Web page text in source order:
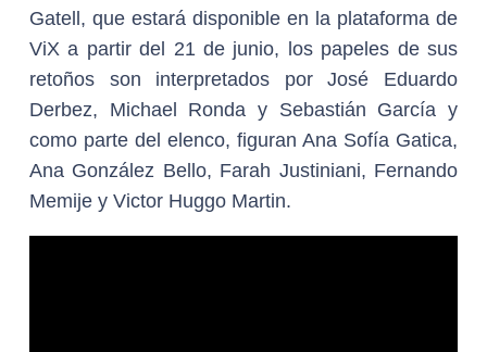
Gatell, que estará disponible en la plataforma de
ViX a partir del 21 de junio, los papeles de sus
retoños son interpretados por José Eduardo
Derbez, Michael Ronda y Sebastián García y
como parte del elenco, figuran Ana Sofía Gatica,
Ana González Bello, Farah Justiniani, Fernando
Memije y Victor Huggo Martin.